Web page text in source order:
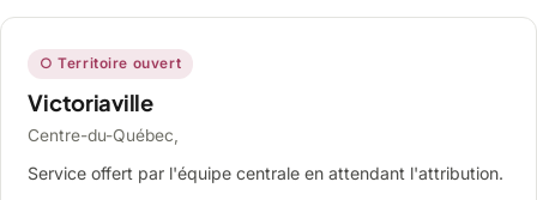
○ Territoire ouvert
Victoriaville
Centre-du-Québec,
Service offert par l'équipe centrale en attendant l'attribution.